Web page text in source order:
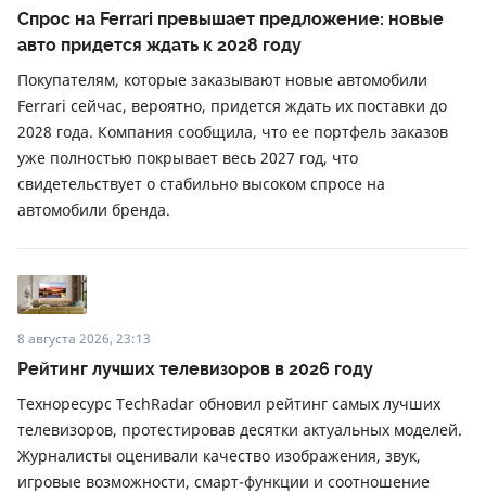
Спрос на Ferrari превышает предложение: новые
авто придется ждать к 2028 году
Покупателям, которые заказывают новые автомобили
Ferrari сейчас, вероятно, придется ждать их поставки до
2028 года. Компания сообщила, что ее портфель заказов
уже полностью покрывает весь 2027 год, что
свидетельствует о стабильно высоком спросе на
автомобили бренда.
8 августа 2026, 23:13
Рейтинг лучших телевизоров в 2026 году
Техноресурс TechRadar обновил рейтинг самых лучших
телевизоров, протестировав десятки актуальных моделей.
Журналисты оценивали качество изображения, звук,
игровые возможности, смарт-функции и соотношение